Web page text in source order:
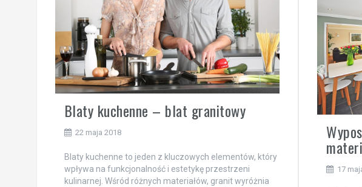
Blaty kuchenne – blat granitowy
22 maja 2018
Blaty kuchenne to jeden z kluczowych elementów, który
wpływa na funkcjonalność i estetykę przestrzeni
kulinarnej. Wśród różnych materiałów, granit wyróżnia
17